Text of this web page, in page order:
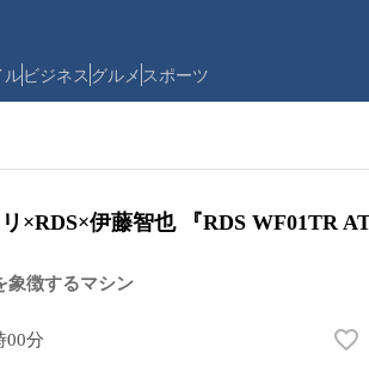
ルビジネス グルメ スポーツ
×RDS×伊藤智也 『RDS WF01TR
象徴するマシン
00分
い